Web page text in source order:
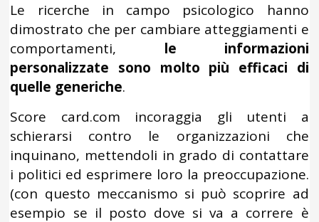
Le ricerche in campo psicologico hanno
dimostrato che per cambiare atteggiamenti e
comportamenti, le informazioni
personalizzate sono molto più efficaci di
quelle generiche.
Score card.com incoraggia gli utenti a
schierarsi contro le organizzazioni che
inquinano, mettendoli in grado di contattare
i politici ed esprimere loro la preoccupazione.
(con questo meccanismo si può scoprire ad
esempio se il posto dove si va a correre è